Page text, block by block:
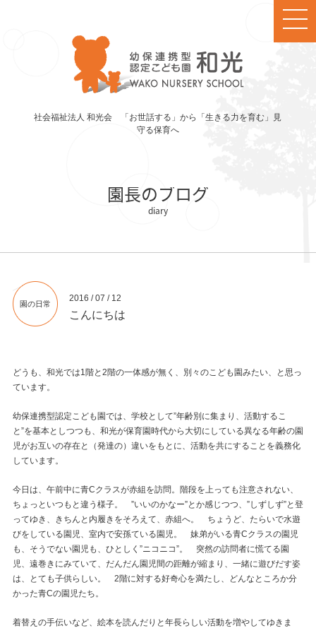
社会福祉法人 和光会 「お世話する」から「生きる力を育む」見
守る保育へ
園長のブログ
園の日常
2016 / 07 / 12
こんにちは
どうも、和光では1階と2階の一体感が無く、別々のこども園みたい、と思っ
ています。
幼保連携型認定こども園では、学校として”年齢別に集まり、活動するこ
と”を基本としつつも、和光が保育園時代から大切にしている異なる年齢の園
児がお互いの存在と（発達の）違いをもとに、活動を共にすることを義務化
しています。
今日は、午前中に青Cクラスが赤組を訪問。階段を上っても注意されない、
ちょっといつもと違う様子。 ”いいのかなー”とか感じつつ、”しずしず”と登
ってゆき、きちんと内履きをそろえて、赤組へ。 ちょうど、たらいで水遊
びをしている園児、室内で安孫ている園児。 妹弟がいる青Cクラスの園児
も、そうでない園児も、ひとしく”ニコニコ”。 突然の訪問者に慌てる園
児、遠巻きにみていて、だんだん園児間の距離が縮まり、一緒に遊びだす姿
は、とても子供らしい。 2階に対する好奇心を満たし、どんなところか分
かった青Cの園児たち。
着替えの手伝いなど、絵本を読んだりと年長らしい活動を増やしてゆきま